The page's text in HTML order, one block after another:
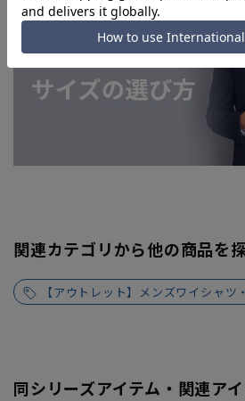
関連カテゴリから他の商品を
【アウトレット】メンズワイシャツ
同シリーズアイテム・関連ア